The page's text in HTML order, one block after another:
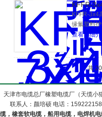
KFFR-
KFFR-3x4
缘氟塑料
护套铜丝
查看详细
共
天津市电缆总厂橡塑电缆厂（天缆
联系人：颜培硕 电话：
，橡套软电缆，船用电缆，电焊机